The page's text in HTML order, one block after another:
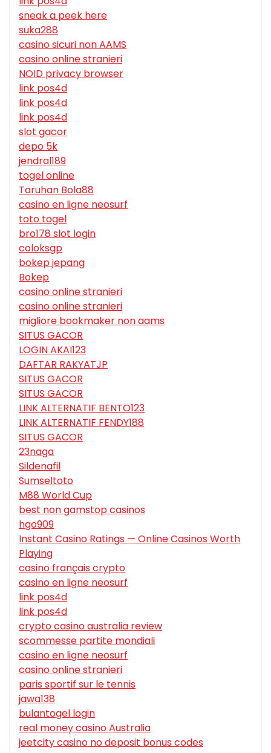
sneak a peek here
suka288
casino sicuri non AAMS
casino online stranieri
NOID privacy browser
link pos4d
link pos4d
link pos4d
slot gacor
depo 5k
jendral189
togel online
Taruhan Bola88
casino en ligne neosurf
toto togel
bro178 slot login
coloksgp
bokep jepang
Bokep
casino online stranieri
casino online stranieri
migliore bookmaker non aams
SITUS GACOR
LOGIN AKAI123
DAFTAR RAKYATJP
SITUS GACOR
SITUS GACOR
LINK ALTERNATIF BENTO123
LINK ALTERNATIF FENDY188
SITUS GACOR
23naga
Sildenafil
Sumseltoto
M88 World Cup
best non gamstop casinos
hgo909
Instant Casino Ratings — Online Casinos Worth
Playing
casino français crypto
casino en ligne neosurf
link pos4d
link pos4d
crypto casino australia review
scommesse partite mondiali
casino en ligne neosurf
casino online stranieri
paris sportif sur le tennis
jawa138
bulantogel login
real money casino Australia
jeetcity casino no deposit bonus codes